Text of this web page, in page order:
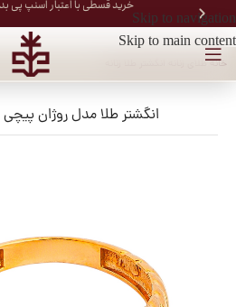
Skip to navigation
Skip to main content
خرید قسطی با اعتبار اسنپ پی
خانه/طلای زنانه
انگشتر طلا مدل روژان